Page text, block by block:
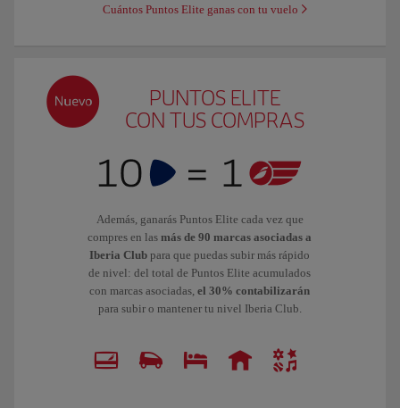
Cuántos Puntos Elite ganas con tu vuelo
PUNTOS ELITE
CON TUS COMPRAS
Además, ganarás Puntos Elite cada vez que
compres en lasmás de 90 marcas asociadas a
Iberia Club para que puedas subir más rápido
de nivel: del total de Puntos Elite acumulados
con marcas asociadas,el 30% contabilizarán
para subir o mantener tu nivel Iberia Club.